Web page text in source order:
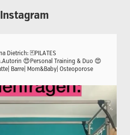
Instagram
Dietrich: 🃏PILATES
😍Personal Training & Duo 😍
Barre| Mom&Baby| Osteoporose